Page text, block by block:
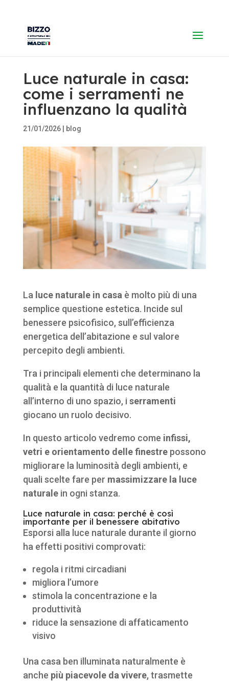
Luce naturale in casa:
come i serramenti ne
influenzano la qualità
21/01/2026| blog
La luce naturale in casa è molto più di una
semplice questione estetica. Incide sul
benessere psicofisico, sull’efficienza
energetica dell’abitazione e sul valore
percepito degli ambienti.
Tra i principali elementi che determinano la
qualità e la quantità di luce naturale
all’interno di uno spazio, i serramenti
giocano un ruolo decisivo.
In questo articolo vedremo come infissi,
vetri e orientamento delle finestrepossono
migliorare la luminosità degli ambienti, e
quali scelte fare per massimizzare la luce
naturalein ogni stanza.
Luce naturale in casa: perché è così
importante per il benessere abitativo
Esporsi alla luce naturale durante il giorno
ha effetti positivi comprovati:
regola i ritmi circadiani
migliora l’umore
stimola la concentrazione e la
produttività
riduce la sensazione di affaticamento
visivo
Una casa ben illuminata naturalmente è
anche più piacevole da vivere, trasmette